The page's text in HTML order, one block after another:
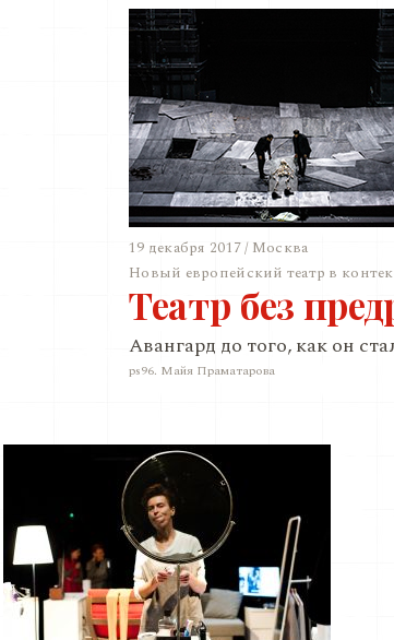
19 декабря 2017 / Москва
Новый европейский театр в
Театр без
Авангард до того, как он
ps96. Майя Праматарова